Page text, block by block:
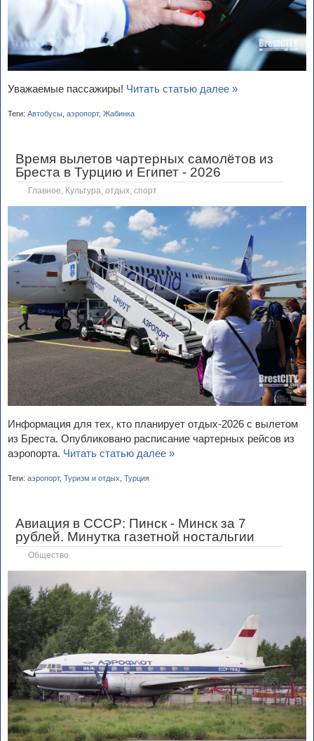
Уважаемые пассажиры! Читать статью далее »
Теги: Автобусы аэропорт, Жабинка
Время вылетов чартерных самолётов из
Бреста в Турцию и Египет - 2026
Главное Культура, отдых, спорт
Информация для тех, кто планирует отдых-2026 с вылетом
из Бреста. Опубликовано расписание чартерных рейсов из
аэропорта. Читать статью далее »
Теги: аэропорт, Туризм и отдых Турция
Авиация в СССР: Пинск - Минск за 7
рублей. Минутка газетной ностальгии
Общество